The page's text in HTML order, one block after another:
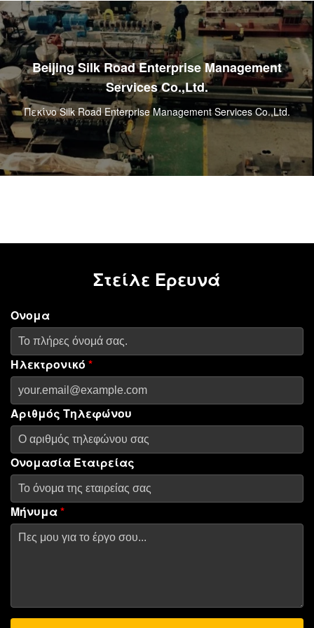
Συνήθεια 65mm δίδυμο βαρέλι εξωθητών βιδών
με το διμεταλλικό γραμμικό εσωτερικό
CNC που επεξεργάζεται το διμεταλλικό
γραμμικό βαρέλι για μηχανή εξωθητών βιδών
58mm στη μηχανή τη δίδυμη
Beijing Silk Road Enterprise Management
Services Co.,Ltd.
Πεκίνο Silk Road Enterprise Management Services Co.,Ltd.
Στείλε Ερευνά
Ονομα
Ηλεκτρονικό *
Αριθμός Τηλεφώνου
Ονομασία Εταιρείας
Μήνυμα*